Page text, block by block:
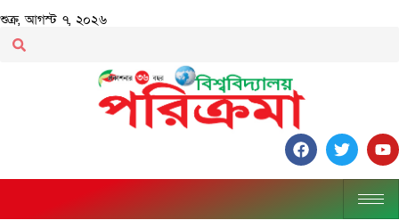
শুক্র, আগস্ট ৭, ২০২৬